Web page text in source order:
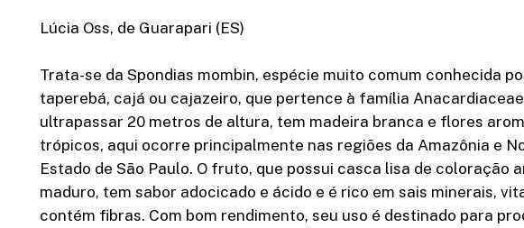
Lúcia Oss, de Guarapari (ES)
Trata-se da Spondias mombin, espécie muito comum conhecida
taperebá, cajá ou cajazeiro, que pertence à família
ultrapassar 20 metros de altura, tem madeira branca e flores
trópicos, aqui ocorre principalmente nas regiões da Amazônia e
Estado de São Paulo. O fruto, que possui casca lisa de coloração
maduro, tem sabor adocicado e ácido e é rico em sais minerais,
contém fibras. Com bom rendimento, seu uso é destinado para